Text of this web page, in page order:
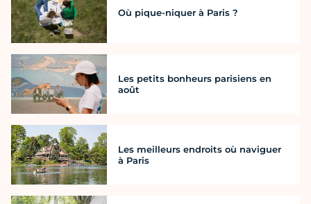
Où pique-niquer à Paris ?
Les petits bonheurs parisiens en
août
Les meilleurs endroits où naviguer
à Paris